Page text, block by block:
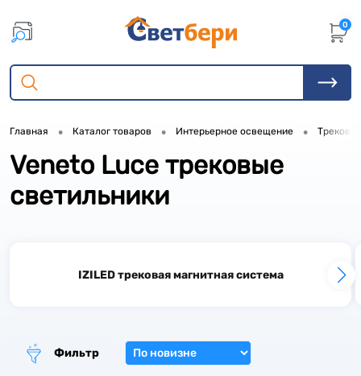
0
Главная • Каталог товаров • Интерьерное освещение •
Veneto Luce трековые
светильники
IZILED трековая магнитная система
Фильтр